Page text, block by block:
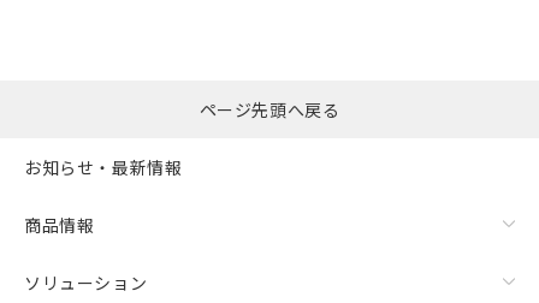
ページ先頭へ戻る
お知らせ・最新情報
商品情報
ソリューション